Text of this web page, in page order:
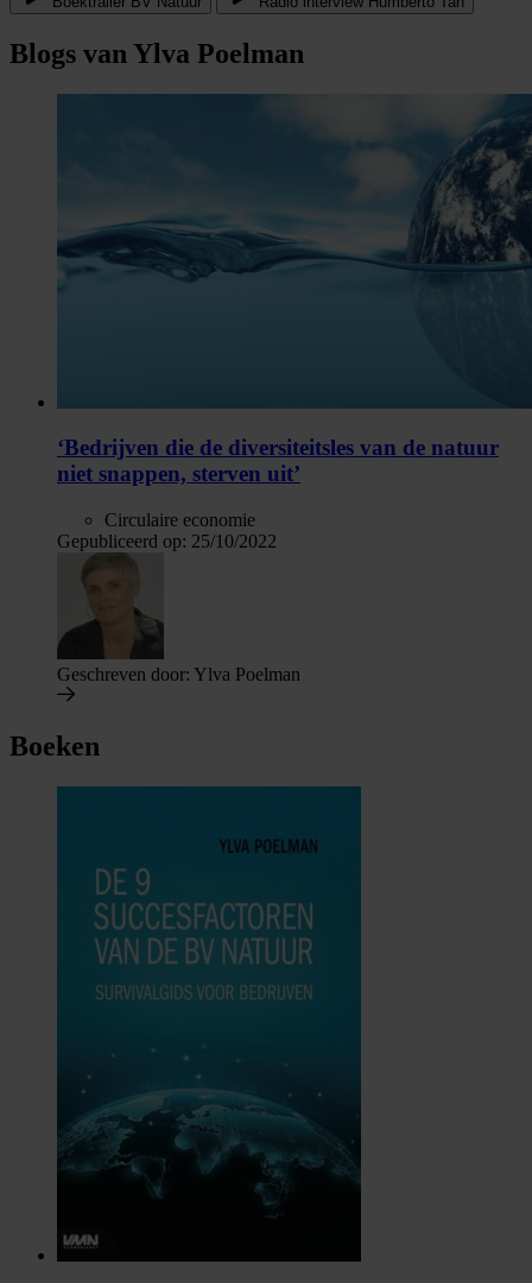
Blogs van Ylva Poelman
‘Bedrijven die de diversiteitsles van de natuur
niet snappen, sterven uit’
Circulaire economie
Gepubliceerd op: 25/10/2022
Geschreven door: Ylva Poelman
Boeken